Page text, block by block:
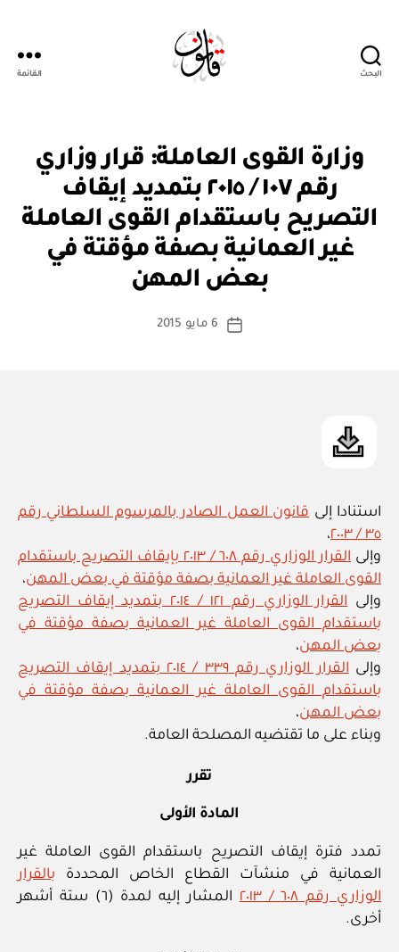
البحث القائمة
التصنيفات
وزارة القوى العاملة: قرار وزاري
رقم ١٠٧ / ٢٠١٥ بتمديد إيقاف
التصريح باستقدام القوى العاملة
غير العمانية بصفة مؤقتة في
بعض المهن
كاتب
بو
س
ة
تاريخ
6 مايو 2015
استنادا إلى قانون العمل الصادر بالمرسوم السلطاني رقم
٣٥ / ٢٠٠٣
،
وإلى
القرار الوزاري رقم ٦٠٨ / ٢٠١٣ بإيقاف التصريح باستقدام
القوى العاملة غير العمانية بصفة مؤقتة في بعض المهن،
وإلى
القرار الوزاري رقم ١٢١ / ٢٠١٤ بتمديد إيقاف التصريح
باستقدام القوى العاملة غير العمانية بصفة مؤقتة في
بعض المهن،
وإلى
القرار الوزاري رقم ٣٣٩ / ٢٠١٤ بتمديد إيقاف التصريح
باستقدام القوى العاملة غير العمانية بصفة مؤقتة في
بعض المهن،
وبناء على ما تقتضيه المصلحة العامة.
تقرر
المادة الأولى
تمدد فترة إيقاف التصريح باستقدام القوى العاملة غير
العمانية في منشآت القطاع الخاص المحددة بالقرار
الوزاري رقم ٦٠٨ / ٢٠١٣
المشار إليه لمدة (٦) ستة أشهر
أخرى.